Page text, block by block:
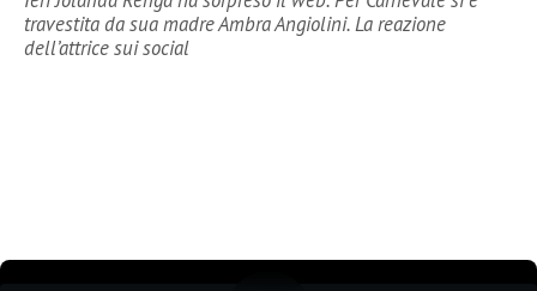
travestita da sua madre Ambra Angiolini. La reazione
dell’attrice sui social